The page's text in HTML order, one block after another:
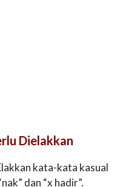
Dielakkan
kata-kata kasual
dan “x hadir”.